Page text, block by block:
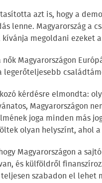
azt is, hogy a
lenne. Magyarország a
megoldani ezeket
Magyarországon
legerőteljesebb
kérdésre elmondta:
Magyarországon
joga minden más
olyan helyszínt, ahol
Magyarországon a
és külföldről
teljesen szabadon el